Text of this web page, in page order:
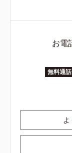
お電
無料通話